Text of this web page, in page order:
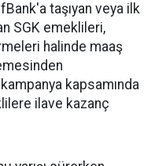
taşıyan veya ilk
SGK emeklileri,
halinde maaş
kapsamında
ilave kazanç